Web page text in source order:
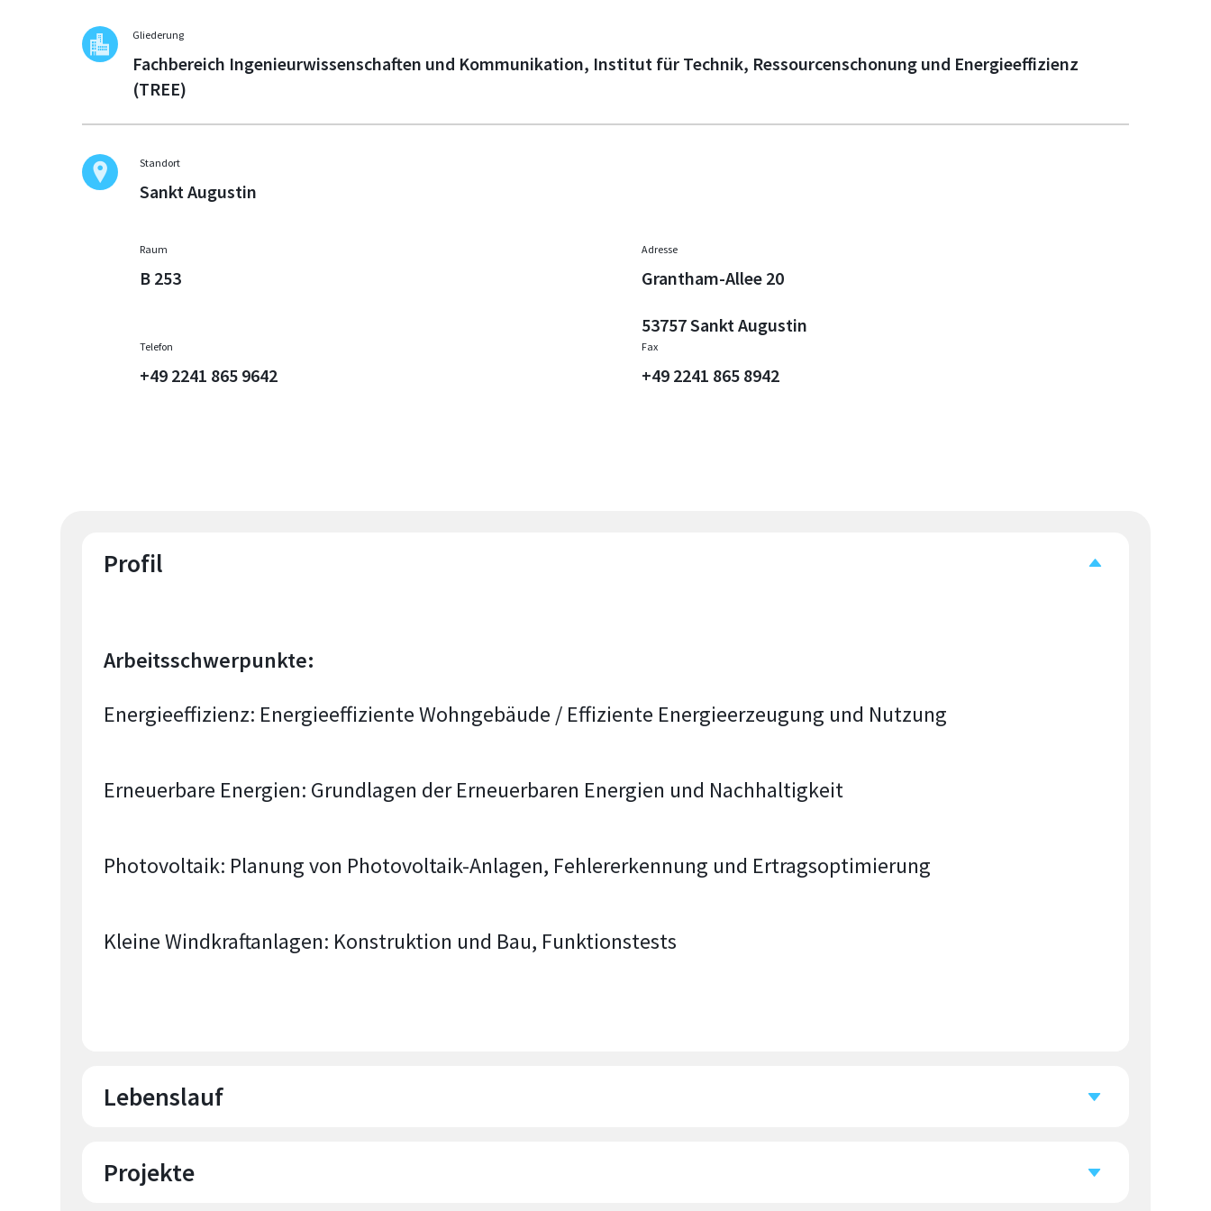
Gliederung
Fachbereich Ingenieurwissenschaften und Kommunikation, Institut für Technik, Ressourcenschonung und Energieeffizienz
(TREE)
Standort
Sankt Augustin
Raum
B 253
Adresse
Grantham-Allee 20
53757 Sankt Augustin
Telefon
+49 2241 865 9642
Fax
+49 2241 865 8942
Profil
Arbeitsschwerpunkte:
Energieeffizienz: Energieeffiziente Wohngebäude / Effiziente Energieerzeugung und Nutzung
Erneuerbare Energien: Grundlagen der Erneuerbaren Energien und Nachhaltigkeit
Photovoltaik: Planung von Photovoltaik-Anlagen, Fehlererkennung und Ertragsoptimierung
Kleine Windkraftanlagen: Konstruktion und Bau, Funktionstests
Lebenslauf
Diplomstudiengang Maschinenbau an der RWTH Aachen
Projekte